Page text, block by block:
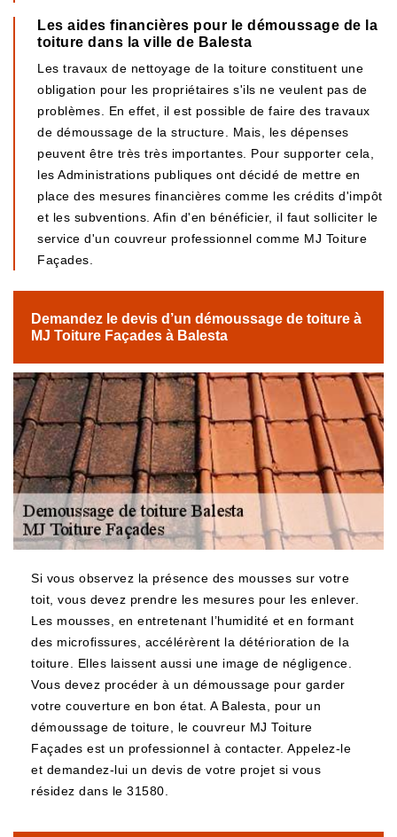
Les aides financières pour le démoussage de la
toiture dans la ville de Balesta
Les travaux de nettoyage de la toiture constituent une
obligation pour les propriétaires s'ils ne veulent pas de
problèmes. En effet, il est possible de faire des travaux
de démoussage de la structure. Mais, les dépenses
peuvent être très très importantes. Pour supporter cela,
les Administrations publiques ont décidé de mettre en
place des mesures financières comme les crédits d'impôt
et les subventions. Afin d'en bénéficier, il faut solliciter le
service d'un couvreur professionnel comme MJ Toiture
Façades.
Demandez le devis d’un démoussage de toiture à
MJ Toiture Façades à Balesta
Si vous observez la présence des mousses sur votre
toit, vous devez prendre les mesures pour les enlever.
Les mousses, en entretenant l’humidité et en formant
des microfissures, accélérèrent la détérioration de la
toiture. Elles laissent aussi une image de négligence.
Vous devez procéder à un démoussage pour garder
votre couverture en bon état. A Balesta, pour un
démoussage de toiture, le couvreur MJ Toiture
Façades est un professionnel à contacter. Appelez-le
et demandez-lui un devis de votre projet si vous
résidez dans le 31580.